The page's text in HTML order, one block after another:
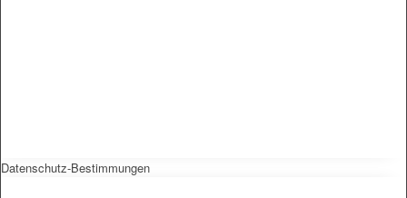
Datenschutz-Bestimmungen